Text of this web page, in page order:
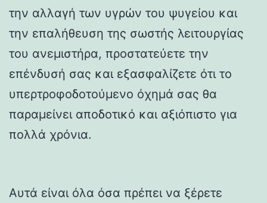
την αλλαγή των υγρών του ψυγείου και
την επαλήθευση της σωστής λειτουργίας
του ανεμιστήρα, προστατεύετε την
επένδυσή σας και εξασφαλίζετε ότι το
υπερτροφοδοτούμενο όχημά σας θα
παραμείνει αποδοτικό και αξιόπιστο για
πολλά χρόνια.
Αυτά είναι όλα όσα πρέπει να ξέρετε